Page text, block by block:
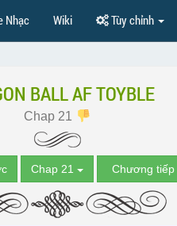
Nhạc Wiki Tùy chỉnh
BALL AF TOYBLE
Chap 21
Chap 21 Chương tiếp